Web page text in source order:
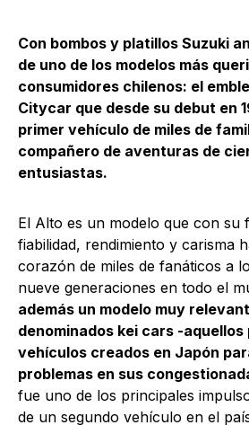
Con bombos y platillos Suzuki
de uno de los modelos más
consumidores chilenos: el
Citycar que desde su debut en
primer vehículo de miles de
compañero de aventuras de
entusiastas.
El Alto es un modelo que con su
fiabilidad, rendimiento y carisma
corazón de miles de fanáticos a
nueve generaciones en todo el
además un modelo muy
denominados kei cars -aquellos
vehículos creados en Japón
problemas en sus
fue uno de los principales
de un segundo vehículo en el